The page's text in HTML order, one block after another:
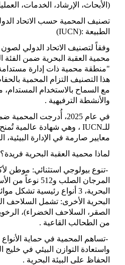
(الأبحاث، الإرشاد، الخدمات،
تصنيف المحمية حسب الاتحاد
الطبيعة (IUCN):
وفقاً لتصنيف الاتحاد الدولي لصون
محمية العقبة البحرية ضمن الفئة
"منطقة محمية ذات إدارة
هذا التصنيف التزام المحمية
مع السماح بالاستخدام المستدام،
والأنشطة الترفيهية .
في عام 2025، أُدرجت
للـIUCN ، وهي شهادة عالمية
معايير صارمة في الإدارة البيئية،
لماذا محمية العقبة البحرية فريدة؟
-
المرجان الصلب
البحرية، 3 أنواع رئيسية
البحرية الأخرى: تشمل السلاحف
من الطحالب القاعية .
-تساهم المحمية في حماية الأنواع
واستعادة التوازن البيئي في خليج
الحفاظ على البيئة البحرية .